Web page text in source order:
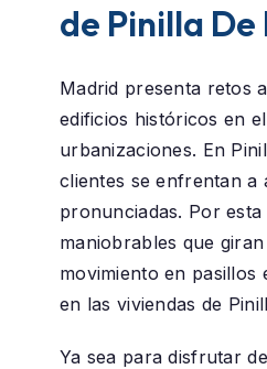
de Pinilla
Madrid presenta retos
edificios históricos en
urbanizaciones. En
clientes se enfrentan a
pronunciadas. Por
maniobrables que
movimiento en
en las viviendas de
Ya sea para disfrutar